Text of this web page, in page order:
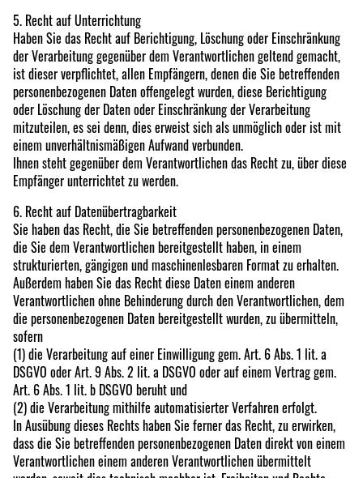
5. Recht auf Unterrichtung
Haben Sie das Recht auf Berichtigung, Löschung oder Einschränkung
der Verarbeitung gegenüber dem Verantwortlichen geltend gemacht,
ist dieser verpflichtet, allen Empfängern, denen die Sie betreffenden
personenbezogenen Daten offengelegt wurden, diese Berichtigung
oder Löschung der Daten oder Einschränkung der Verarbeitung
mitzuteilen, es sei denn, dies erweist sich als unmöglich oder ist mit
einem unverhältnismäßigen Aufwand verbunden.
Ihnen steht gegenüber dem Verantwortlichen das Recht zu, über diese
Empfänger unterrichtet zu werden.
6. Recht auf Datenübertragbarkeit
Sie haben das Recht, die Sie betreffenden personenbezogenen Daten,
die Sie dem Verantwortlichen bereitgestellt haben, in einem
strukturierten, gängigen und maschinenlesbaren Format zu erhalten.
Außerdem haben Sie das Recht diese Daten einem anderen
Verantwortlichen ohne Behinderung durch den Verantwortlichen, dem
die personenbezogenen Daten bereitgestellt wurden, zu übermitteln,
sofern
(1) die Verarbeitung auf einer Einwilligung gem. Art. 6 Abs. 1 lit. a
DSGVO oder Art. 9 Abs. 2 lit. a DSGVO oder auf einem Vertrag gem.
Art. 6 Abs. 1 lit. b DSGVO beruht und
(2) die Verarbeitung mithilfe automatisierter Verfahren erfolgt.
In Ausübung dieses Rechts haben Sie ferner das Recht, zu erwirken,
dass die Sie betreffenden personenbezogenen Daten direkt von einem
Verantwortlichen einem anderen Verantwortlichen übermittelt